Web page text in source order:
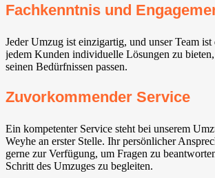
Fachkenntnis und
Jeder Umzug ist einzigartig, und unser Team ist
jedem Kunden individuelle Lösungen zu
seinen Bedürfnissen passen.
Zuvorkommender Service
Ein kompetenter Service steht bei unserem
Weyhe⁠ an erster Stelle. Ihr persönlicher
gerne zur Verfügung, um Fragen zu
Schritt des Umzuges zu begleiten.